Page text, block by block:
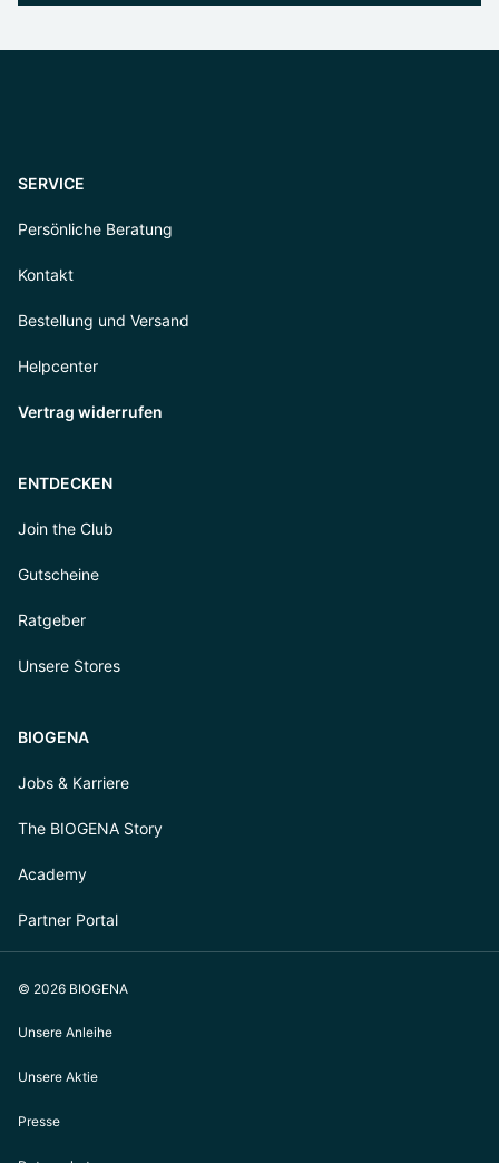
SERVICE
Persönliche Beratung
Kontakt
Bestellung und Versand
Helpcenter
Vertrag widerrufen
ENTDECKEN
Join the Club
Gutscheine
Ratgeber
Unsere Stores
BIOGENA
Jobs & Karriere
The BIOGENA Story
Academy
Partner Portal
© 2026 BIOGENA
Unsere Anleihe
Unsere Aktie
Presse